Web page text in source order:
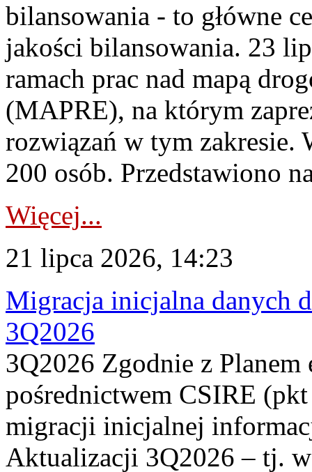
bilansowania - to główne
jakości bilansowania. 23
ramach prac nad mapą
(MAPRE), na którym
rozwiązań w tym zakresie.
200 osób. Przedstawiono
Więcej...
21 lipca 2026, 14:23
Migracja inicjalna danych
3Q2026
3Q2026 Zgodnie z
pośrednictwem CSIRE
migracji inicjalnej
Aktualizacji 3Q2026 – tj.